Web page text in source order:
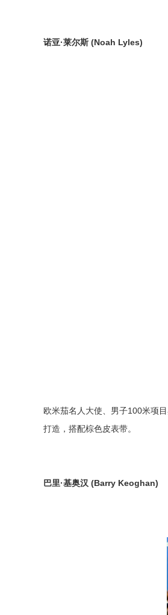
诺亚·莱尔斯 (Noah Lyles)
欧米茄名人大使、男子100米项
打造，搭配棕色皮表带。
巴里·基奥汉 (Barry Keoghan)